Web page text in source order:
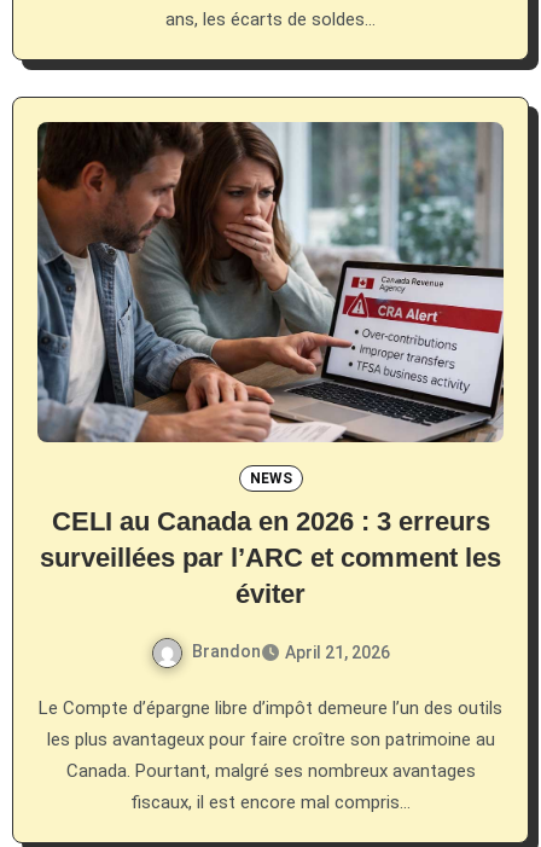
ans, les écarts de soldes…
NEWS
CELI au Canada en 2026 : 3 erreurs
surveillées par l’ARC et comment les
éviter
Brandon April 21, 2026
Le Compte d’épargne libre d’impôt demeure l’un des outils
les plus avantageux pour faire croître son patrimoine au
Canada. Pourtant, malgré ses nombreux avantages
fiscaux, il est encore mal compris…